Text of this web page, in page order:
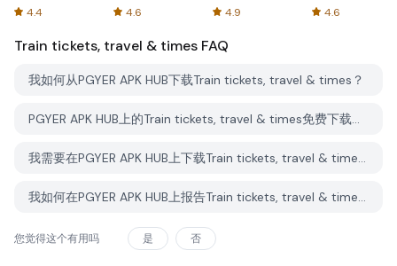
4.4
Spreadsheets
4.6 4.9
AFTVnews
4.6
Train tickets, travel & times FAQ
我如何从PGYER APK HUB下载Train tickets, travel & times？
PGYER APK HUB上的Train tickets, travel & times免费下载吗？
我需要在PGYER APK HUB上下载Train tickets, travel & times时需要账户吗？
我如何在PGYER APK HUB上报告Train tickets, travel & times的问题？
您觉得这个有用吗 是 否